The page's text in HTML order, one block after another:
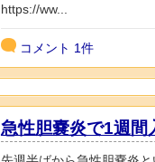
https://ww...
コメント 1件
急性胆嚢炎で1週間